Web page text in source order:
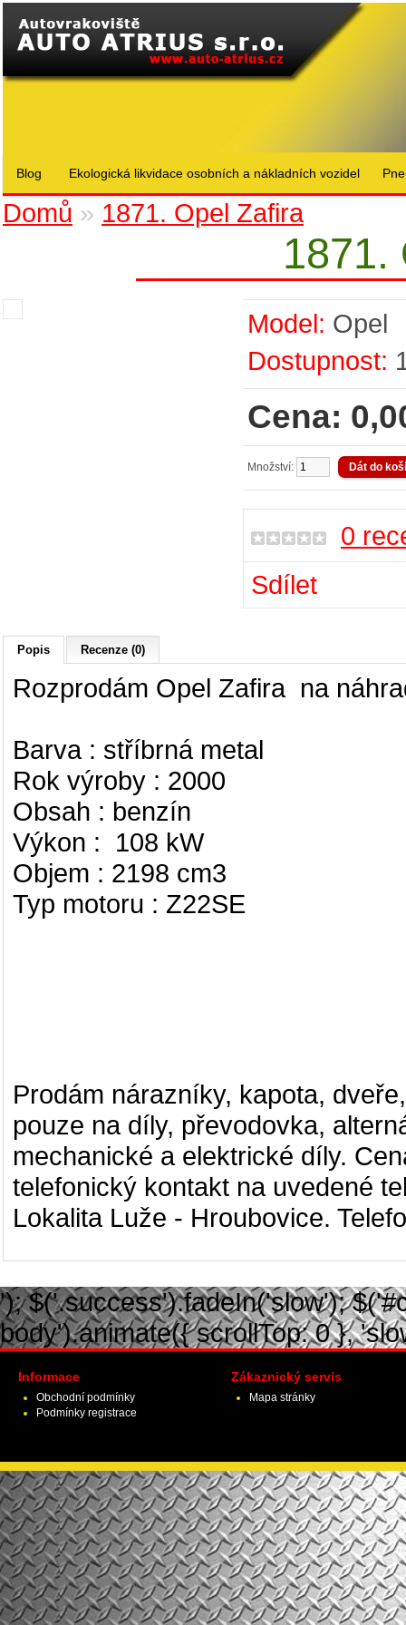
Blog Ekologická likvidace osobních a nákladních vozidel
Domů » 1871. Opel Zafira
1871.
Model: Opel
Dostupnost:
Cena:
Množství:
0
Sdílet
Popis Recenze (0)
Rozprodám Opel Zafira na
Barva : stříbrná metal
Rok výroby : 2000
Obsah : benzín
Výkon : 108 kW
Objem : 2198 cm3
Typ motoru : Z22SE
Prodám nárazníky, kapota,
pouze na díly, převodovka,
mechanické a elektrické díly.
telefonický kontakt na uvedené
Lokalita Luže - Hroubovice.
'); $('.success').fadeIn('slow');
body').animate({ scrollTop: 0 },
Informace
Obchodní podmínky
Podmínky registrace
Zákaznický servis
Mapa stránky